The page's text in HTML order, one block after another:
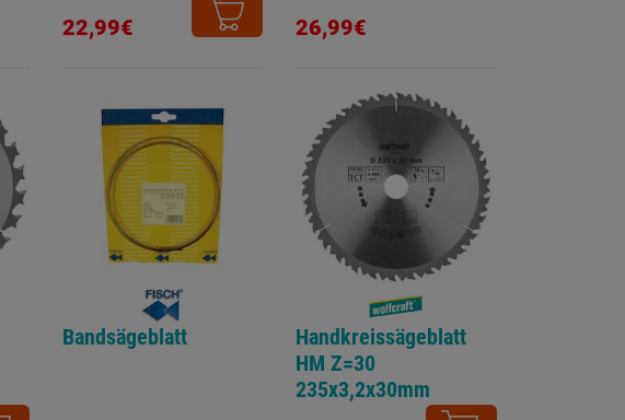
22,99€
26,99€
Bandsägeblatt
Handkreissägeblatt
HM Z=30
235x3,2x30mm